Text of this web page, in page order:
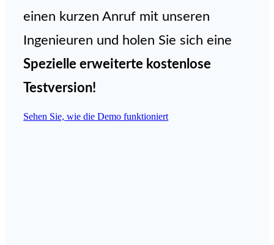
einen kurzen Anruf mit unseren
Ingenieuren und holen Sie sich eine
Spezielle erweiterte kostenlose
Testversion!
Sehen Sie, wie die Demo funktioniert